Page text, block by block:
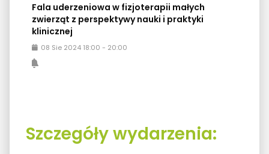
Fala uderzeniowa w fizjoterapii małych
zwierząt z perspektywy nauki i praktyki
klinicznej
08 Sie 2024 18:00 - 20:00
Szczegóły wydarzenia: